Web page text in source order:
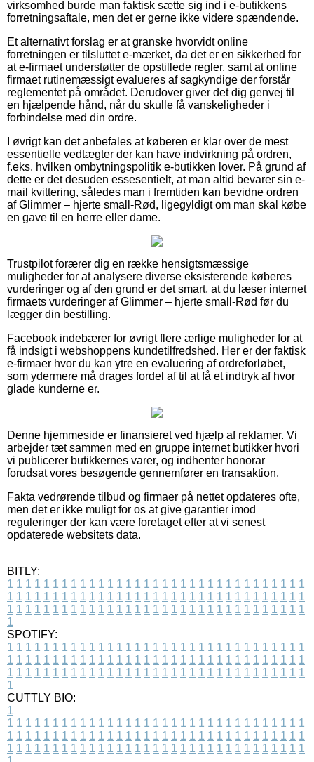
virksomhed burde man faktisk sætte sig ind i e-butikkens
forretningsaftale, men det er gerne ikke videre spændende.
Et alternativt forslag er at granske hvorvidt online
forretningen er tilsluttet e-mærket, da det er en sikkerhed for
at e-firmaet understøtter de opstillede regler, samt at online
firmaet rutinemæssigt evalueres af sagkyndige der forstår
reglementet på området. Derudover giver det dig genvej til
en hjælpende hånd, når du skulle få vanskeligheder i
forbindelse med din ordre.
I øvrigt kan det anbefales at køberen er klar over de mest
essentielle vedtægter der kan have indvirkning på ordren,
f.eks. hvilken ombytningspolitik e-butikken lover. På grund af
dette er det desuden essesentielt, at man altid bevarer sin e-
mail kvittering, således man i fremtiden kan bevidne ordren
af Glimmer – hjerte small-Rød, ligegyldigt om man skal købe
en gave til en herre eller dame.
Trustpilot forærer dig en række hensigtsmæssige
muligheder for at analysere diverse eksisterende køberes
vurderinger og af den grund er det smart, at du læser internet
firmaets vurderinger af Glimmer – hjerte small-Rød før du
lægger din bestilling.
Facebook indebærer for øvrigt flere ærlige muligheder for at
få indsigt i webshoppens kundetilfredshed. Her er der faktisk
e-firmaer hvor du kan ytre en evaluering af ordreforløbet,
som ydermere må drages fordel af til at få et indtryk af hvor
glade kunderne er.
Denne hjemmeside er finansieret ved hjælp af reklamer. Vi
arbejder tæt sammen med en gruppe internet butikker hvori
vi publicerer butikkernes varer, og indhenter honorar
forudsat vores besøgende gennemfører en transaktion.
Fakta vedrørende tilbud og firmaer på nettet opdateres ofte,
men det er ikke muligt for os at give garantier imod
reguleringer der kan være foretaget efter at vi senest
opdaterede websitets data.
BITLY:
1 1 1 1 1 1 1 1 1 1 1 1 1 1 1 1 1 1 1 1 1 1 1 1 1 1 1 1 1 1 1 1 1
1 1 1 1 1 1 1 1 1 1 1 1 1 1 1 1 1 1 1 1 1 1 1 1 1 1 1 1 1 1 1 1 1
1 1 1 1 1 1 1 1 1 1 1 1 1 1 1 1 1 1 1 1 1 1 1 1 1 1 1 1 1 1 1 1 1
1
SPOTIFY:
1 1 1 1 1 1 1 1 1 1 1 1 1 1 1 1 1 1 1 1 1 1 1 1 1 1 1 1 1 1 1 1 1
1 1 1 1 1 1 1 1 1 1 1 1 1 1 1 1 1 1 1 1 1 1 1 1 1 1 1 1 1 1 1 1 1
1 1 1 1 1 1 1 1 1 1 1 1 1 1 1 1 1 1 1 1 1 1 1 1 1 1 1 1 1 1 1 1 1
1
CUTTLY BIO:
1
1 1 1 1 1 1 1 1 1 1 1 1 1 1 1 1 1 1 1 1 1 1 1 1 1 1 1 1 1 1 1 1 1
1 1 1 1 1 1 1 1 1 1 1 1 1 1 1 1 1 1 1 1 1 1 1 1 1 1 1 1 1 1 1 1 1
1 1 1 1 1 1 1 1 1 1 1 1 1 1 1 1 1 1 1 1 1 1 1 1 1 1 1 1 1 1 1 1 1